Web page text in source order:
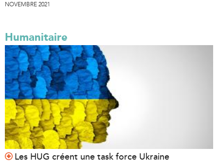
NOVEMBRE 2021
Humanitaire
Les HUG créent une task force Ukraine